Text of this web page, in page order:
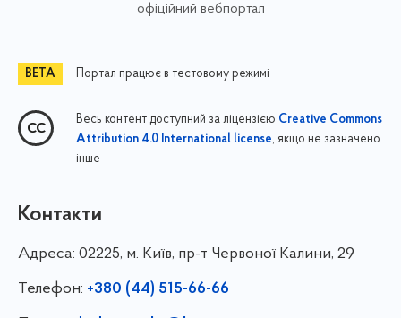
офіційний вебпортал
Портал працює в тестовому режимі
Весь контент доступний за ліцензією Creative Commons
Attribution 4.0 International license, якщо не зазначено
інше
Контакти
Адреса: 02225, м. Київ, пр-т Червоної Калини, 29
Телефон: +380 (44) 515-66-66